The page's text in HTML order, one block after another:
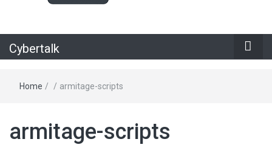
Cybertalk
Home / / armitage-scripts
armitage-scripts